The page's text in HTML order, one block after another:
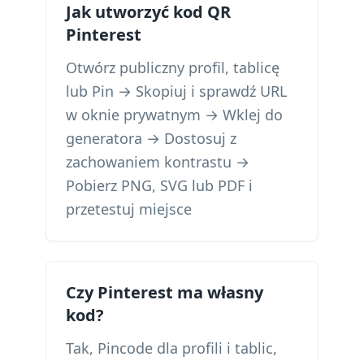
Jak utworzyć kod QR
Pinterest
Otwórz publiczny profil, tablicę
lub Pin → Skopiuj i sprawdź URL
w oknie prywatnym → Wklej do
generatora → Dostosuj z
zachowaniem kontrastu →
Pobierz PNG, SVG lub PDF i
przetestuj miejsce
Czy Pinterest ma własny
kod?
Tak, Pincode dla profili i tablic,